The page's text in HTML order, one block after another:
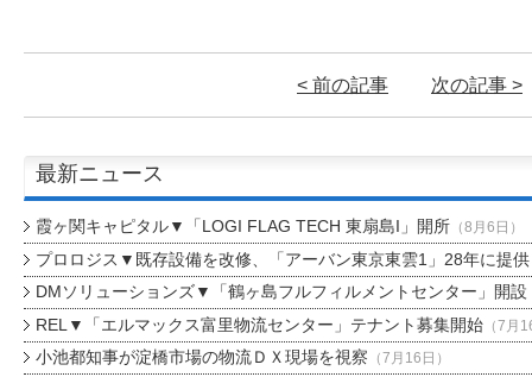
< 前の記事 次の記事 >
最新ニュース
霞ヶ関キャピタル▼「LOGI FLAG TECH 東扇島I」開所（8月6日）
プロロジス▼既存設備を改修、「アーバン東京東雲1」28年に提供
DMソリューションズ▼「鶴ヶ島フルフィルメントセンター」開設
REL▼「エルマックス富里物流センター」テナント募集開始（7月
小池都知事が淀橋市場の物流ＤＸ現場を視察 （7月16日）